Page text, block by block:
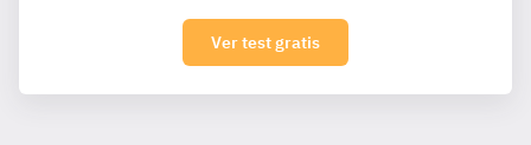
Ver test gratis